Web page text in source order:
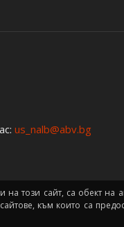
us_nalb@abv.bg
този сайт, са обект на
към които са